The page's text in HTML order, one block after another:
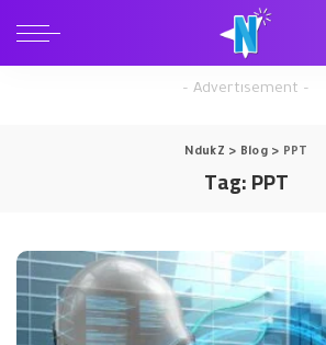
– Advertisement –
NdukZ > Blog> PPT
Tag:PPT